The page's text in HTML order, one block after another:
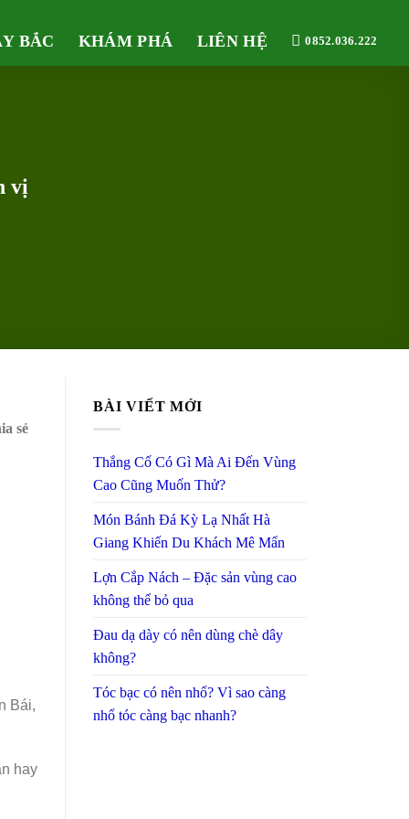
BẮC KHÁM PHÁ LIÊN HỆ 0852.036.222
vị
sẻ
Bái,
hay
BÀI VIẾT MỚI
Thắng Cố Có Gì Mà Ai Đến Vùng
Cao Cũng Muốn Thử?
Món Bánh Đá Kỳ Lạ Nhất Hà
Giang Khiến Du Khách Mê Mẩn
Lợn Cắp Nách – Đặc sản vùng cao
không thể bỏ qua
Đau dạ dày có nên dùng chè dây
không?
Tóc bạc có nên nhổ? Vì sao càng
nhổ tóc càng bạc nhanh?